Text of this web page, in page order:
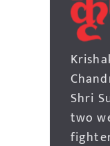
Shri
two